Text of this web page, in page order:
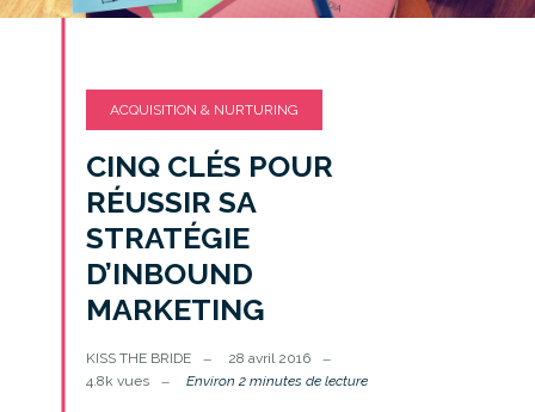
ACQUISITION & NURTURING
CINQ CLÉS POUR
RÉUSSIR SA
STRATÉGIE
D’INBOUND
MARKETING
KISS THE BRIDE
28 avril 2016
4.8k vues
Environ 2 minutes de lecture